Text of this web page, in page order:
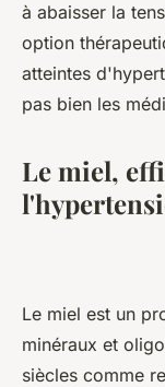
à abaisser la
option
atteintes
pas bien les
Le miel,
Le miel est un
minéraux et
siècles comme